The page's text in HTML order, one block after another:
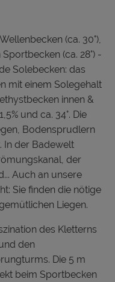
(ca. 30°),
(ca. 28°) -
Solebecken: das
mit einem Solegehalt
innen &
und ca. 34°. Die
Bodensprudlern
In der Badewelt
der
Auch an unsere
Sie finden die nötige
Liegen.
des Kletterns
den
Die 5 m
beim Sportbecken